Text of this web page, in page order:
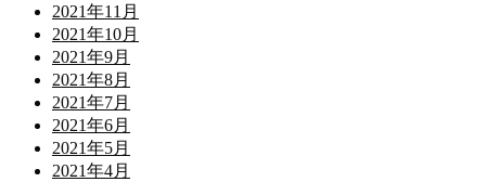
2021年11月
2021年10月
2021年9月
2021年8月
2021年7月
2021年6月
2021年5月
2021年4月